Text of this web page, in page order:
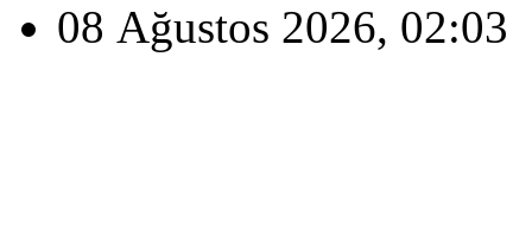
08 Ağustos 2026, 02:03